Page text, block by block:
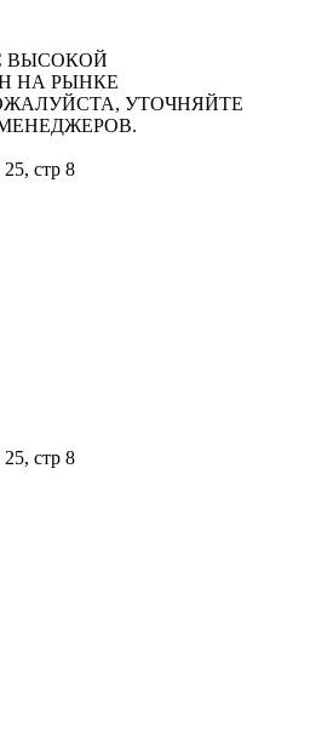
ВЫСОКОЙ
НА РЫНКЕ
УТОЧНЯЙТЕ
стр 8
стр 8